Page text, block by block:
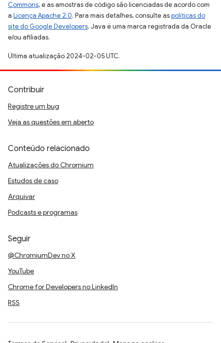
Commons, e as amostras de código são licenciadas de acordo com
a Licença Apache 2.0. Para mais detalhes, consulte aspolíticas do
site do Google Developers. Java é uma marca registrada da Oracle
e/ou afiliadas.
Última atualização 2024-02-05 UTC.
Contribuir
Registre um bug
Veja as questões em aberto
Conteúdo relacionado
Atualizações do Chromium
Estudos de caso
Arquivar
Podcasts e programas
Seguir
@ChromiumDev no X
YouTube
Chrome for Developers no LinkedIn
RSS